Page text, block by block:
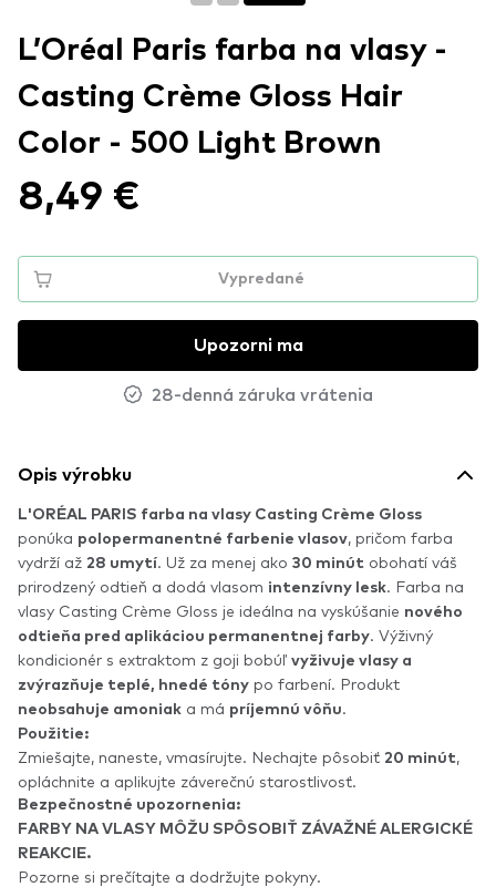
L’Oréal Paris farba na vlasy -
Casting Crème Gloss Hair
Color - 500 Light Brown
8,49 €
Vypredané
Upozorni ma
28-denná záruka vrátenia
Opis výrobku
L'ORÉAL PARIS farba na vlasy Casting Crème Gloss
ponúka polopermanentné farbenie vlasov, pričom farba
vydrží až 28 umytí. Už za menej ako 30 minút obohatí váš
prirodzený odtieň a dodá vlasom intenzívny lesk. Farba na
vlasy Casting Crème Gloss je ideálna na vyskúšanie nového
odtieňa pred aplikáciou permanentnej farby. Výživný
kondicionér s extraktom z goji bobúľ vyživuje vlasy a
zvýrazňuje teplé, hnedé tóny po farbení. Produkt
neobsahuje amoniak a má príjemnú vôňu.
Použitie:
Zmiešajte, naneste, vmasírujte. Nechajte pôsobiť 20 minút,
opláchnite a aplikujte záverečnú starostlivosť.
Bezpečnostné upozornenia:
FARBY NA VLASY MÔŽU SPÔSOBIŤ ZÁVAŽNÉ ALERGICKÉ
REAKCIE.
Pozorne si prečítajte a dodržujte pokyny.